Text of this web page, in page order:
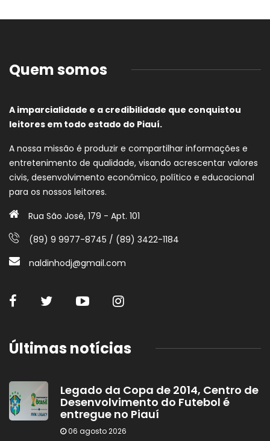
Quem somos
A imparcialidade e a credibilidade que conquistou
leitores em todo estado do Piauí.
A nossa missão é produzir e compartilhar informações e
entretenimento de qualidade, visando acrescentar valores
civis, desenvolvimento econômico, político e educacional
para os nossos leitores.
Rua São José, 179 - Apt. 101
(89) 9 9977-8745 / (89) 3422-1184
naldinhodj@gmail.com
Últimas notícias
Legado da Copa de 2014, Centro de
Desenvolvimento do Futebol é
entregue no Piauí
06 agosto 2026